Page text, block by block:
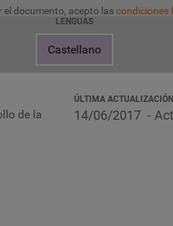
el documento, acepto lascondiciones
LENGUAS
Castellano
de la
ÚLTIMA ACTUALIZACIÓN
14/06/2017